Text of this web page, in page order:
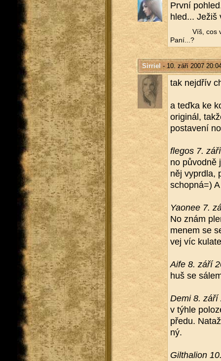
První
hled... Ježiš
Víš, cos
Paní...?
Sirriel - 10. září 2007
tak nejdřív
a teďka ke
ori­gi­nál,
po­sta­ve­ní
fle­gos 7.
no pů­vod­ně
něj vy­prd­la,
schop­ná=)
Ya­o­nee 7.
No znám
me­nem se
vej víc
Aife 8. září
huš se
Demi 8. září
v týhle
pře­du.
ný.
Gil­tha­li­on